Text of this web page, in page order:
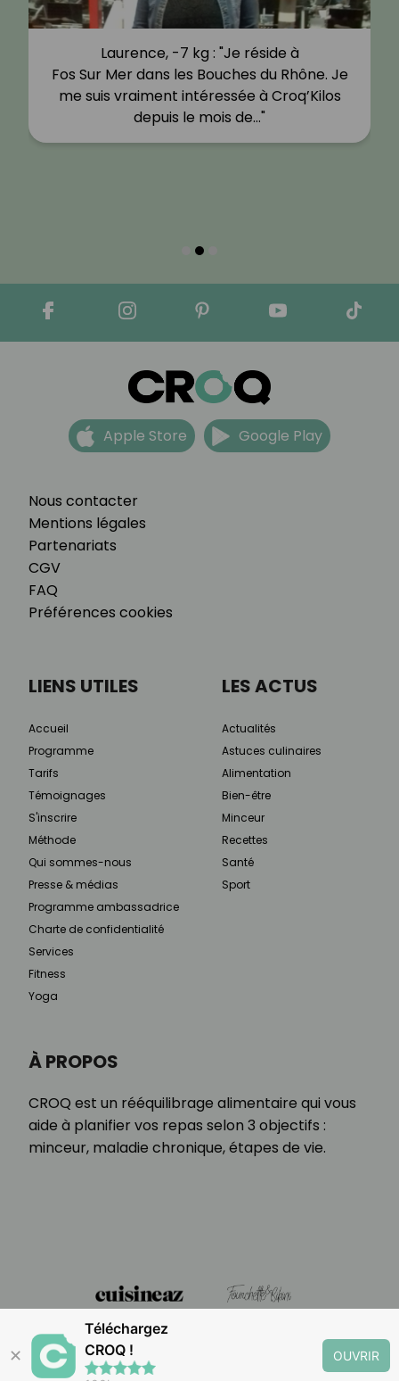
Laurence, -7 kg : "Je réside à
Fos Sur Mer dans les Bouches du Rhône. Je
me suis vraiment intéressée à Croq’Kilos
depuis le mois de…"
Nous contacter
Mentions légales
Partenariats
CGV
FAQ
Préférences cookies
Apple Store Google Play
À PROPOS
CROQ est un rééquilibrage alimentaire qui vous
aide à planifier vos repas selon 3 objectifs :
minceur, maladie chronique, étapes de vie.
LIENS UTILES
Accueil
Programme
Tarifs
Témoignages
S'inscrire
Méthode
Qui sommes-nous
Presse & médias
Programme ambassadrice
Charte de confidentialité
Services
Fitness
Yoga
LES ACTUS
Actualités
Astuces culinaires
Alimentation
Bien-être
Minceur
Recettes
Santé
Sport
✕
Téléchargez
CROQ !
OUVRIR